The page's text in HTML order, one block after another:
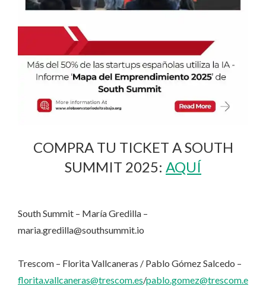
COMPRA TU TICKET A SOUTH
SUMMIT 2025: AQUÍ
South Summit – María Gredilla –
maria.gredilla@southsummit.io
Trescom – Florita Vallcaneras / Pablo Gómez Salcedo –
florita.vallcaneras@trescom.es/pablo.gomez@trescom.e